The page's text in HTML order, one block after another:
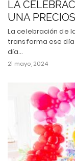
LA
UNA
La celebración de
transforma ese día
día…
21 mayo, 2024